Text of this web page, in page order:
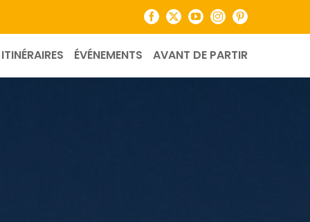
Facebook
X YouTubeInstagramPinterest
ÉVÉNEMENTS AVANT DE PARTIR